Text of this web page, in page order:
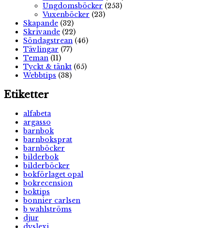
Ungdomsböcker (253)
Vuxenböcker (23)
Skapande (32)
Skrivande (22)
Söndagstrean (46)
Tävlingar (77)
Teman (11)
Tyckt & tänkt (65)
Webbtips (38)
Etiketter
alfabeta
argasso
barnbok
barnboksprat
barnböcker
bilderbok
bilderböcker
bokförlaget opal
bokrecension
boktips
bonnier carlsen
b wahlströms
djur